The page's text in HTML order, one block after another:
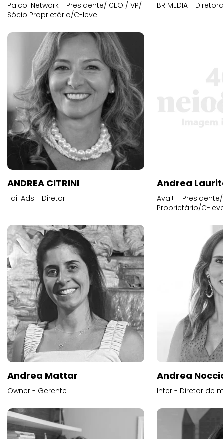
Palco! Network - Presidente/ CEO / VP/
Sócio Proprietário/C-level
BR MEDIA -
ANDREA CITRINI
Tail Ads - Diretor
Andrea
Ava+ -
Proprietário/C-
Andrea Mattar
Owner - Gerente
Andrea
Inter - Diretor de